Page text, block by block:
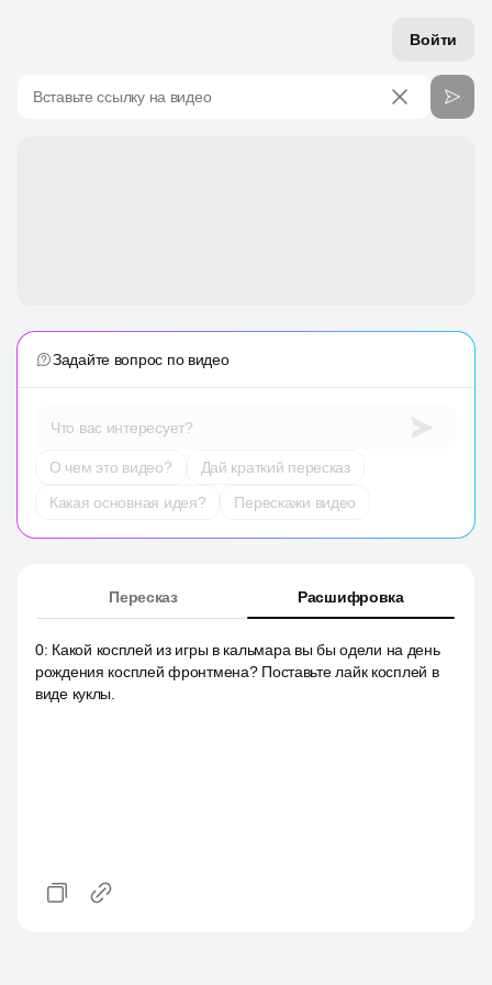
Войти
Вставьте ссылку на видео
Задайте вопрос по видео
Что вас интересует?
О чем это видео?
Дай краткий пересказ
Какая основная идея?
Перескажи видео
Пересказ Расшифровка
0: Какой косплей из игры в кальмара вы бы одели на день
рождения косплей фронтмена? Поставьте лайк косплей в
виде куклы.